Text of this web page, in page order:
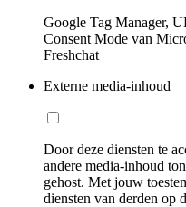
Google Tag Manager,
Consent Mode van
Freshchat
Externe media-inhoud
Door deze diensten te
andere media-inhoud
gehost. Met jouw
diensten van derden op